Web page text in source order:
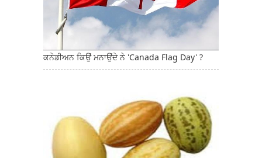
ਕਨੇਡੀਅਨ ਕਿਉਂ ਮਨਾਉਂਦੇ ਨੇ 'Canada Flag Day' ?